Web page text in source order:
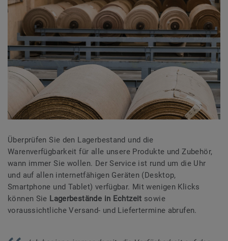
Überprüfen Sie den Lagerbestand und die
Warenverfügbarkeit für alle unsere Produkte und Zubehör,
wann immer Sie wollen. Der Service ist rund um die Uhr
und auf allen internetfähigen Geräten (Desktop,
Smartphone und Tablet) verfügbar. Mit wenigen Klicks
können Sie Lagerbestände in Echtzeit sowie
voraussichtliche Versand- und Liefertermine abrufen.